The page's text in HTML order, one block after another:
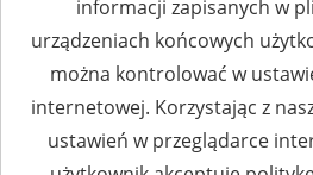
informacji zapisanych w
urządzeniach końcowych
można kontrolować w
internetowej. Korzystając z
ustawień w przeglądarce